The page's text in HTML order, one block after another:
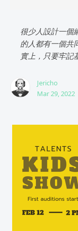
很少人設計一個
的人都有一個共
實上，只要牢記
Jericho
Mar 29, 2022